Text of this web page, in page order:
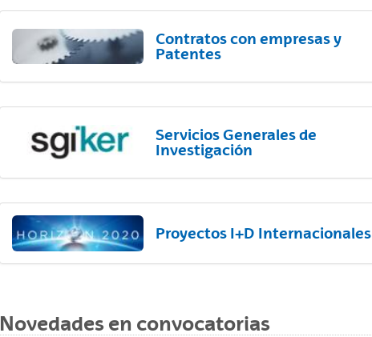
Contratos con empresas y
Patentes
Servicios Generales de
Investigación
Proyectos I+D Internacionales
Novedades en convocatorias